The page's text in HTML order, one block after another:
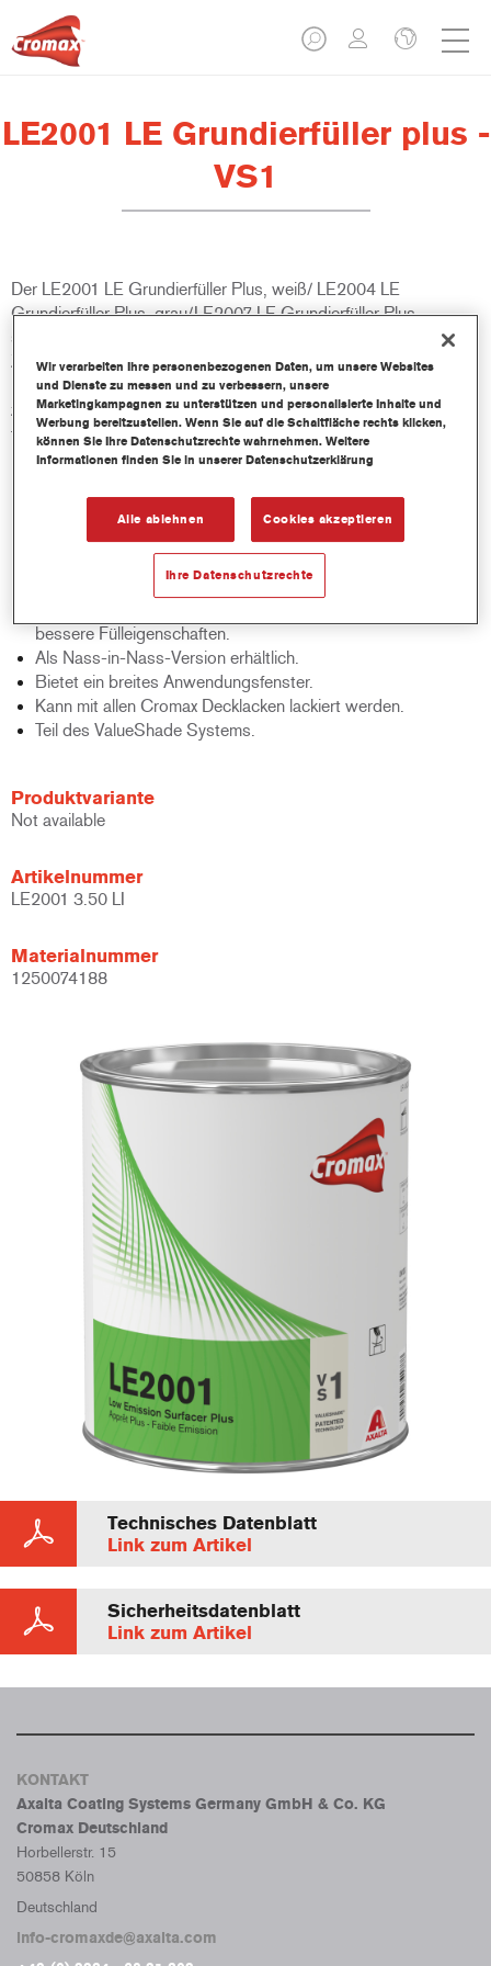
LE2001 LE Grundierfüller plus -
VS1
Der LE2001 LE Grundierfüller Plus, weiß/ LE2004 LE
Grundierfüller Plus, grau/LE2007 LE Grundierfüller Plus,
schwarz, ist ein VOC-konformer, emissionsarmer
Zweikomponenten-Premiumfüller, der sowohl als Nass-in-Nass-
Füller als auch Schleiffüller angewendet werden kann. Er gehört
zum ValueShade System und bietet die optimale Grundierung
für jede Decklackfarbe.
Bietet ausgezeichnete mechanische und
Nassschleifeigenschaften.
Herausragender Decklackstand.
Trägt zur Produktivitätssteigerung bei.
bessere Fülleigenschaften.
Als Nass-in-Nass-Version erhältlich.
Bietet ein breites Anwendungsfenster.
Kann mit allen Cromax Decklacken lackiert werden.
Teil des ValueShade Systems.
Produktvariante
Not available
Artikelnummer
LE2001 3.50 LI
Materialnummer
1250074188
Technisches Datenblatt
Link zum Artikel
Sicherheitsdatenblatt
Link zum Artikel
KONTAKT
Axalta Coating Systems Germany GmbH & Co. KG
Cromax Deutschland
Horbellerstr. 15
50858 Köln
Deutschland
info-cromaxde@axalta.com
Wir verarbeiten Ihre personenbezogenen Daten, um unsere Websites
und Dienste zu messen und zu verbessern, unsere
Marketingkampagnen zu unterstützen und personalisierte Inhalte und
Werbung bereitzustellen. Wenn Sie auf die Schaltfläche rechts klicken,
können Sie Ihre Datenschutzrechte wahrnehmen. Weitere
Informationen finden Sie in unserer Datenschutzerklärung
Alle ablehnen Cookies akzeptieren
Ihre Datenschutzrechte